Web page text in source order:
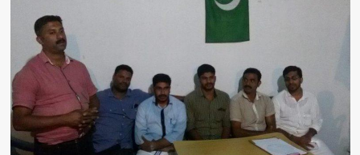
യുവസാഹിത്യകാരൻ
സാദിർ
തലപ്പുഴ
ഉദ്ഘാടനം